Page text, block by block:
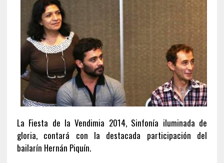
La Fiesta de la Vendimia 2014, Sinfonía iluminada de
gloria, contará con la destacada participación del
bailarín Hernán Piquín.